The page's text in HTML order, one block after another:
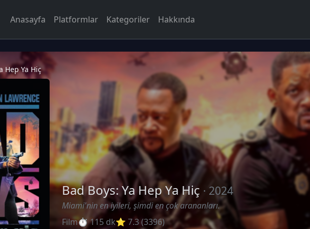
Anasayfa Platformlar Kategoriler Hakkında
Hep Ya Hiç
Bad Boys: Ya Hep Ya Hiç · 2024
Miami'nin en iyileri, şimdi en çok arananları.
Film⏱ 115 dk⭐ 7.3 (3396)